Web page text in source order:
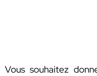
Vous souhaitez